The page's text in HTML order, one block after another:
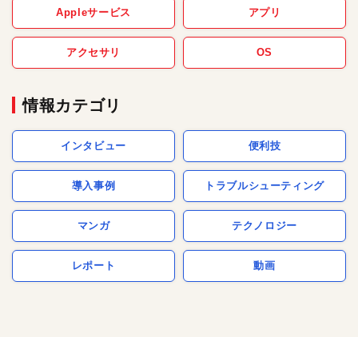
Appleサービス アプリ
アクセサリ OS
情報カテゴリ
インタビュー 便利技
導入事例 トラブルシューティング
マンガ テクノロジー
レポート 動画